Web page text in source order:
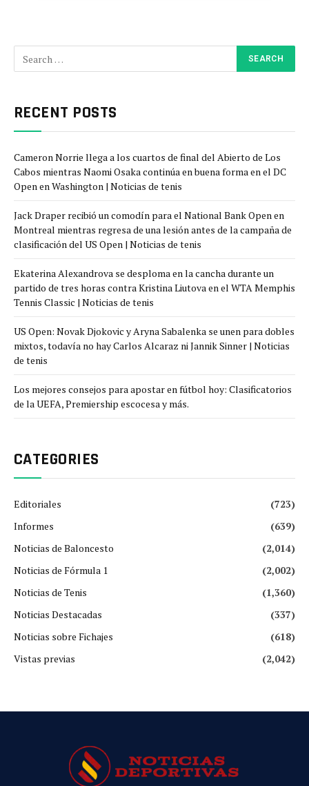
RECENT POSTS
Cameron Norrie llega a los cuartos de final del Abierto de Los
Cabos mientras Naomi Osaka continúa en buena forma en el DC
Open en Washington | Noticias de tenis
Jack Draper recibió un comodín para el National Bank Open en
Montreal mientras regresa de una lesión antes de la campaña de
clasificación del US Open | Noticias de tenis
Ekaterina Alexandrova se desploma en la cancha durante un
partido de tres horas contra Kristina Liutova en el WTA Memphis
Tennis Classic | Noticias de tenis
US Open: Novak Djokovic y Aryna Sabalenka se unen para dobles
mixtos, todavía no hay Carlos Alcaraz ni Jannik Sinner | Noticias
de tenis
Los mejores consejos para apostar en fútbol hoy: Clasificatorios
de la UEFA, Premiership escocesa y más.
CATEGORIES
Editoriales
(723)
Informes
(639)
Noticias de Baloncesto
(2,014)
Noticias de Fórmula 1
(2,002)
Noticias de Tenis
(1,360)
Noticias Destacadas
(337)
Noticias sobre Fichajes
(618)
Vistas previas
(2,042)